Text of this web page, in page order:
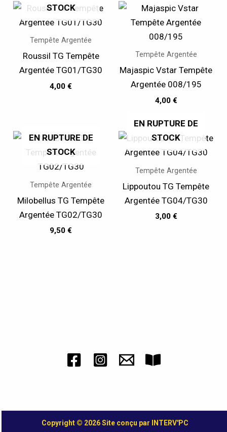
STOCK
Tempête Argentée
Roussil TG Tempête
Argentée TG01/TG30
4,00€
Tempête Argentée
Majaspic Vstar Tempête
Argentée 008/195
4,00 €
EN RUPTURE DE
STOCK
Tempête Argentée
Milobellus TG Tempête
Argentée TG02/TG30
9,50€
EN RUPTURE DE
STOCK
Tempête Argentée
Lippoutou TG Tempête
Argentée TG04/TG30
3,00 €
Copyright © 2026 Site conçu par INTERV'PC